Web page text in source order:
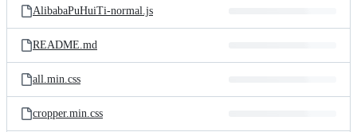
AlibabaPuHuiTi-normal.js
README.md
all.min.css
cropper.min.css